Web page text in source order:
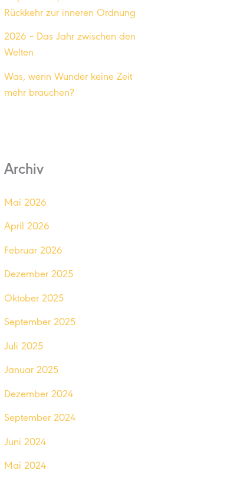
Rückkehr zur inneren Ordnung
2026 – Das Jahr zwischen den
Welten
Was, wenn Wunder keine Zeit
mehr brauchen?
Archiv
Mai 2026
April 2026
Februar 2026
Dezember 2025
Oktober 2025
September 2025
Juli 2025
Januar 2025
Dezember 2024
September 2024
Juni 2024
Mai 2024